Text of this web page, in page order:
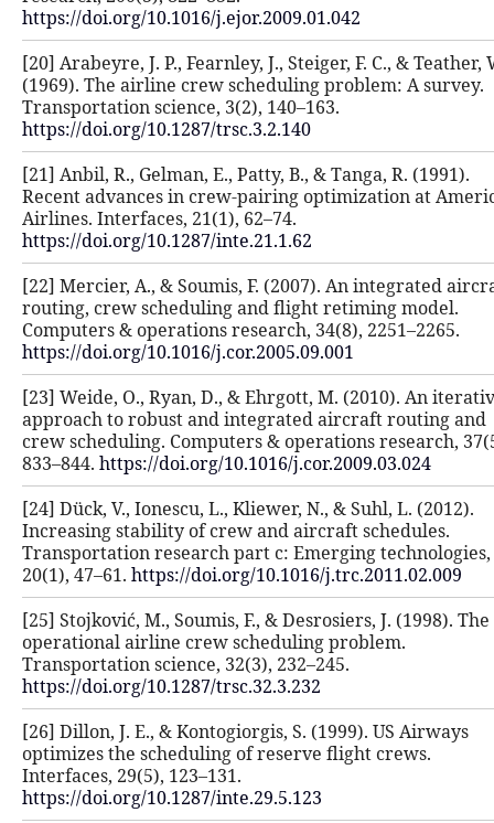
https://doi.org/10.1016/
[20] Arabeyre, J. P., Fearnley, J.,
(1969). The airline crew
Transportation science, 3(2),
https://doi.org/10.1287/trsc.3.2.140
[21] Anbil, R., Gelman, E., Patty, B.,
Recent advances in crew-pairing
Airlines. Interfaces, 21(1), 62–74.
https://doi.org/10.1287/inte.21.1.62
[22] Mercier, A., & Soumis, F.
routing, crew scheduling and flight
Computers & operations research,
https://doi.org/10.1016/
[23] Weide, O., Ryan, D., & Ehrgott,
approach to robust and integrated
crew scheduling. Computers &
833–844.https://doi.org/10.1016/
[24] Dück, V., Ionescu, L., Kliewer,
Increasing stability of crew and
Transportation research part c:
20(1), 47–61.https://doi.org/
[25] Stojković, M., Soumis, F., &
operational airline crew
Transportation science, 32(3),
https://doi.org/10.1287/trsc.32.3.232
[26] Dillon, J. E., & Kontogiorgis, S.
optimizes the scheduling of
Interfaces, 29(5), 123–131.
https://doi.org/10.1287/inte.29.5.123